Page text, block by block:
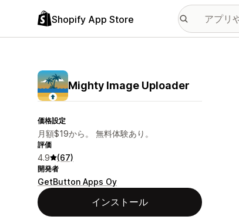
Shopify App Store
Mighty Image Uploader
価格設定
月額$19から。 無料体験あり。
評価
4.9 (67)
開発者
GetButton Apps Oy
インストール